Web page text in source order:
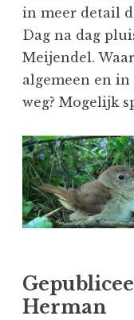
in meer detail
Dag na dag
Meijendel.
algemeen en
weg? Mogelijk
Herman